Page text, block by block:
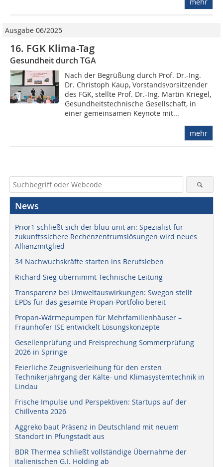
mehr
Ausgabe 06/2025
16. FGK Klima-Tag
Gesundheit durch TGA
Nach der Begrüßung durch Prof. Dr.-Ing.
Dr. Christoph Kaup, Vorstandsvorsitzender
des FGK, stellte Prof. Dr.-Ing. Martin Kriegel,
Gesundheitstechnische Gesellschaft, in
einer gemeinsamen Keynote mit...
mehr
News
Prior1 schließt sich der bluu unit an: Spezialist für
zukunftssichere Rechenzentrumslösungen wird neues
Allianzmitglied
34 Nachwuchskräfte starten ins Berufsleben
Richard Sieg übernimmt Technische Leitung
Transparenz bei Umweltauswirkungen: Swegon stellt
EPDs für das gesamte Propan-Portfolio bereit
Propan-Wärmepumpen für Mehrfamilienhäuser –
Fraunhofer ISE entwickelt Lösungskonzepte
Gesellenprüfung und Freisprechung Sommerprüfung
2026 in Springe
Feierliche Zeugnisverleihung für den ersten
Technikerjahrgang der Kälte- und Klimasystemtechnik in
Lindau
Frische Impulse und Perspektiven: Startups auf der
Chillventa 2026
Aggreko baut Präsenz in Deutschland mit neuem
Standort in Pfungstadt aus
BDR Thermea schließt vollständige Übernahme der
italienischen G.I. Holding ab